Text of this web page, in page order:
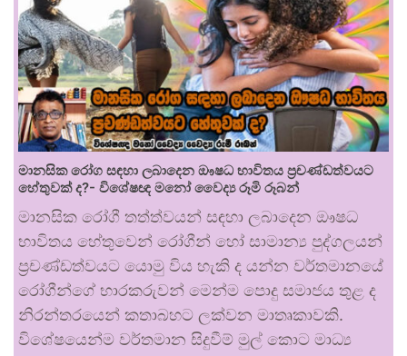
මානසික රෝග සඳහා ලබාදෙන ඖෂධ භාවිතය ප්‍රචණ්ඩත්වයට
හේතුවක් ද?- විශේෂඥ මනෝ වෛද්‍ය රූමි රූබන්
මානසික රෝගී තත්ත්වයන් සඳහා ලබාදෙන ඖෂධ
භාවිතය හේතුවෙන් රෝගීන් හෝ සාමාන්‍ය පුද්ගලයන්
ප්‍රචණ්ඩත්වයට යොමු විය හැකි ද යන්න වර්තමානයේ
රෝගීන්ගේ භාරකරුවන් මෙන්ම පොදු සමාජය තුළ ද
නිරන්තරයෙන් කතාබහට ලක්වන මාතෘකාවකි.
විශේෂයෙන්ම වර්තමාන සිදුවීම් මුල් කොට මාධ්‍ය